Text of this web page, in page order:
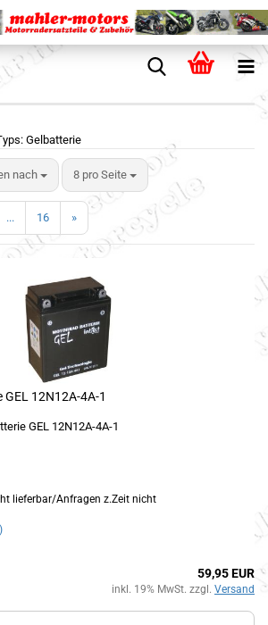
Gelbatterie
nach 8 pro Seite
... 16 »
12N12A-4A-1
GEL 12N12A-4A-1
z.Zeit nicht
59,95 EUR
inkl. 19% MwSt. zzgl. Versand